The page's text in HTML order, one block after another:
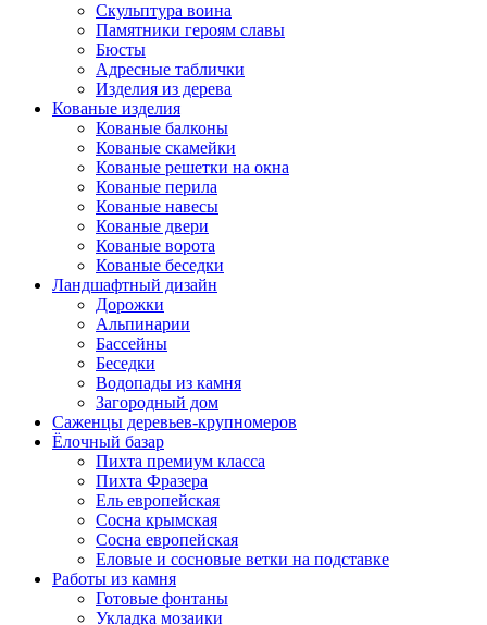
Скульптура воина
Памятники героям славы
Бюсты
Адресные таблички
Изделия из дерева
Кованые изделия
Кованые балконы
Кованые скамейки
Кованые решетки на окна
Кованые перила
Кованые навесы
Кованые двери
Кованые ворота
Кованые беседки
Ландшафтный дизайн
Дорожки
Альпинарии
Бассейны
Беседки
Водопады из камня
Загородный дом
Саженцы деревьев-крупномеров
Ёлочный базар
Пихта премиум класса
Пихта Фразера
Ель европейская
Сосна крымская
Сосна европейская
Еловые и сосновые ветки на подставке
Работы из камня
Готовые фонтаны
Укладка мозаики